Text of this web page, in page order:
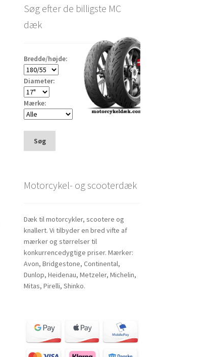
Søg efter de billigste MC
dæk
Bredde/højde:
Diameter:
Mærke:
Søg
Motorcykel- og scooterdæk
Dæk til motorcykler, scootere og
knallert. Vi tilbyder en bred vifte af
mærker og størrelser til
konkurrencedygtige priser. Mærker:
Avon, Bridgestone, Continental,
Dunlop, Heidenau, Metzeler, Michelin,
Mitas, Pirelli, Shinko.